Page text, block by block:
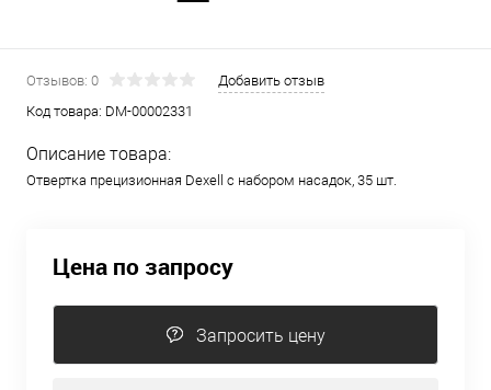
Отзывов: 0
Добавить отзыв
Код товара: DM-00002331
Описание товара:
Отвертка прецизионная Dexell с набором насадок, 35 шт.
Цена по запросу
Запросить цену